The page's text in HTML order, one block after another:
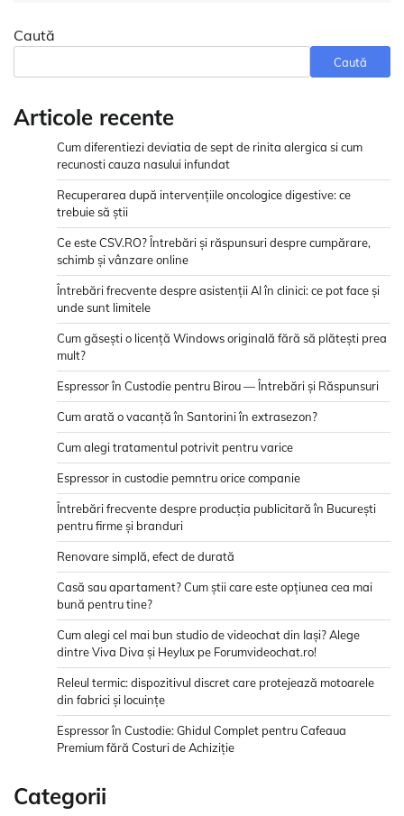
Caută
Caută
Articole recente
Cum diferentiezi deviatia de sept de rinita alergica si cum
recunosti cauza nasului infundat
Recuperarea după intervențiile oncologice digestive: ce
trebuie să știi
Ce este CSV.RO? Întrebări și răspunsuri despre cumpărare,
schimb și vânzare online
Întrebări frecvente despre asistenții AI în clinici: ce pot face și
unde sunt limitele
Cum găsești o licență Windows originală fără să plătești prea
mult?
Espressor în Custodie pentru Birou — Întrebări și Răspunsuri
Cum arată o vacanță în Santorini în extrasezon?
Cum alegi tratamentul potrivit pentru varice
Espressor in custodie pemntru orice companie
Întrebări frecvente despre producția publicitară în București
pentru firme și branduri
Renovare simplă, efect de durată
Casă sau apartament? Cum știi care este opțiunea cea mai
bună pentru tine?
Cum alegi cel mai bun studio de videochat din Iași? Alege
dintre Viva Diva și Heylux pe Forumvideochat.ro!
Releul termic: dispozitivul discret care protejează motoarele
din fabrici și locuințe
Espressor în Custodie: Ghidul Complet pentru Cafeaua
Premium fără Costuri de Achiziție
Categorii